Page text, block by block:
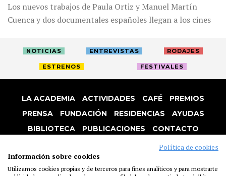
Los nuevos trabajos de Paula Ortiz y Manuel Martín
Cuenca y dos documentales españoles llegan a los cines
NOTICIAS ENTREVISTAS RODAJES
ESTRENOS FESTIVALES
LA ACADEMIA ACTIVIDADES CAFÉ
PREMIOS
PRENSA
FUNDACIÓN RESIDENCIAS
AYUDAS
BIBLIOTECA
PUBLICACIONES
CONTACTO
COOKIES
Política de cookies
Información sobre cookies
Utilizamos cookies propias y de terceros para fines analíticos y para mostrarte